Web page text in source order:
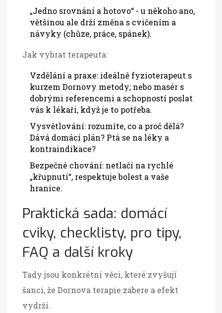
„Jedno srovnání a hotovo“ - u někoho ano,
většinou ale drží změna s cvičením a
návyky (chůze, práce, spánek).
Jak vybrat terapeuta:
Vzdělání a praxe: ideálně fyzioterapeut s
kurzem Dornovy metody; nebo masér s
dobrými referencemi a schopností poslat
vás k lékaři, když je to potřeba.
Vysvětlování: rozumíte, co a proč dělá?
Dává domácí plán? Ptá se na léky a
kontraindikace?
Bezpečné chování: netlačí na rychlé
„křupnutí“, respektuje bolest a vaše
hranice.
Praktická sada: domácí
cviky, checklisty, pro tipy,
FAQ a další kroky
Tady jsou konkrétní věci, které zvyšují
šanci, že Dornova terapie zabere a efekt
vydrží.